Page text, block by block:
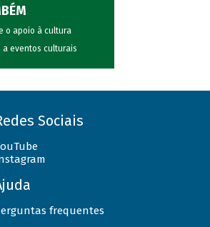
o apoio à cultura
a eventos culturais
Sociais
frequentes